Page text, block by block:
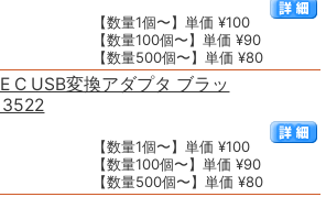
【数量1個〜】単価 ¥100
【数量100個〜】単価 ¥90
【数量500個〜】単価 ¥80
C USB変換アダプタ ブラッ
【数量1個〜】単価 ¥100
【数量100個〜】単価 ¥90
【数量500個〜】単価 ¥80